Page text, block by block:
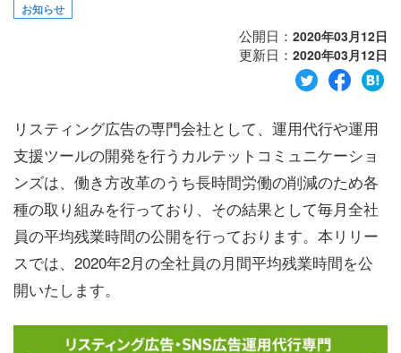
お申し込みから運用開始までの流れ
お知らせ
公開日： 2020年03月12日
更新日： 2020年03月12日
リスティング広告の専門会社として、運用代行や運用
支援ツールの開発を行うカルテットコミュニケーショ
ンズは、働き方改革のうち長時間労働の削減のため各
種の取り組みを行っており、その結果として毎月全社
員の平均残業時間の公開を行っております。本リリー
スでは、2020年2月の全社員の月間平均残業時間を公
開いたします。